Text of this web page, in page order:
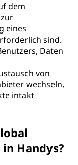
dem
eines
sind.
Daten
von
wechseln,
intakt
Handys?